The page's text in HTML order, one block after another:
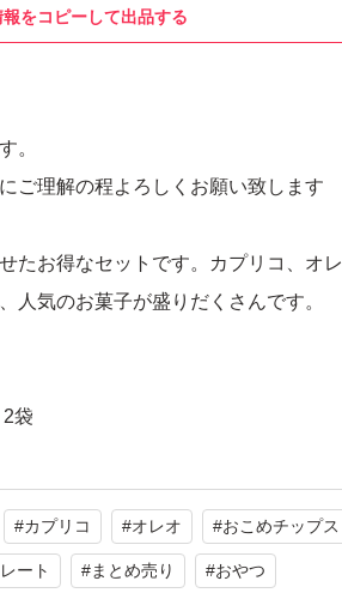
報をコピーして出品する
。
ご理解の程よろしくお願い致します
たお得なセットです。カプリコ、オレ
人気のお菓子が盛りだくさんです。
2袋
10個
ーン
#カプリコ #オレオ #おこめチップス
ート #まとめ売り #おやつ